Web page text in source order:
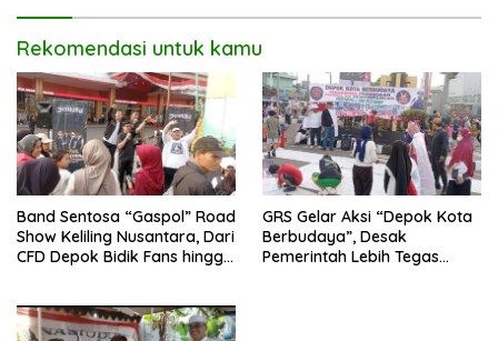
Rekomendasi untuk kamu
Band Sentosa “Gaspol” Road
Show Keliling Nusantara, Dari
CFD Depok Bidik Fans hingga
GRS Gelar Aksi “Depok Kota
Berbudaya”, Desak
Pemerintah Lebih Tegas